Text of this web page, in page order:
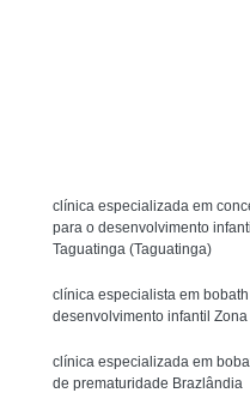
Cognitivo
Psicoterapia
Psicoterapia para Criança
Psicoterapia para
Terapia de Integração
clínica especializada em
para o desenvolvimento
Taguatinga (Taguatinga)
clínica especialista em
desenvolvimento infantil
clínica especializada em
de prematuridade Brazlândia